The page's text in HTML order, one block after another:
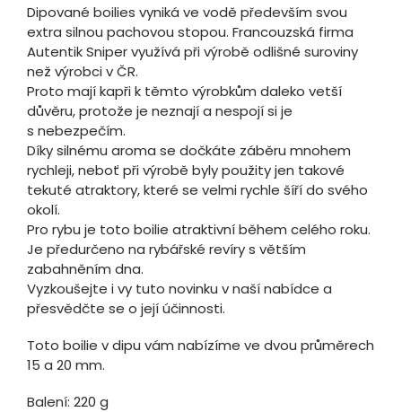
Dipované boilies vyniká ve vodě především svou
extra silnou pachovou stopou. Francouzská firma
Autentik Sniper využívá při výrobě odlišné suroviny
než výrobci v ČR.
Proto mají kapři k těmto výrobkům daleko vetší
důvěru, protože je neznají a nespojí si je
s nebezpečím.
Díky silnému aroma se dočkáte záběru mnohem
rychleji, neboť při výrobě byly použity jen takové
tekuté atraktory, které se velmi rychle šíří do svého
okolí.
Pro rybu je toto boilie atraktivní během celého roku.
Je předurčeno na rybářské revíry s větším
zabahněním dna.
Vyzkoušejte i vy tuto novinku v naší nabídce a
přesvědčte se o její účinnosti.
Toto boilie v dipu vám nabízíme ve dvou průměrech
15 a 20 mm.
Balení: 220 g